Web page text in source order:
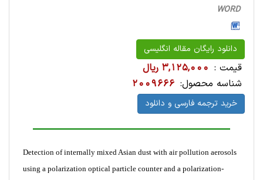
WORD
دانلود رایگان مقاله انگلیسی
قیمت : 3,125,000 ریال
شناسه محصول: 2009666
خرید ترجمه فارسی و دانلود
Detection of internally mixed Asian dust with air pollution aerosols
using a polarization optical particle counter and a polarization-